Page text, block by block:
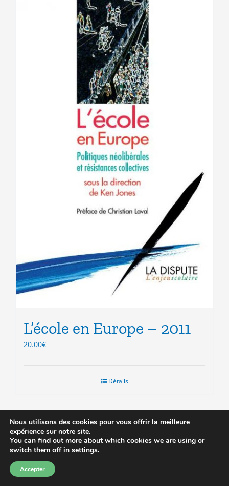
L’école en Europe – 2011
20.00€
Détails
Prix réduit
Nous utilisons des cookies pour vous offrir la meilleure
expérience sur notre site.
You can find out more about which cookies we are using or
switch them off in settings.
Accepter